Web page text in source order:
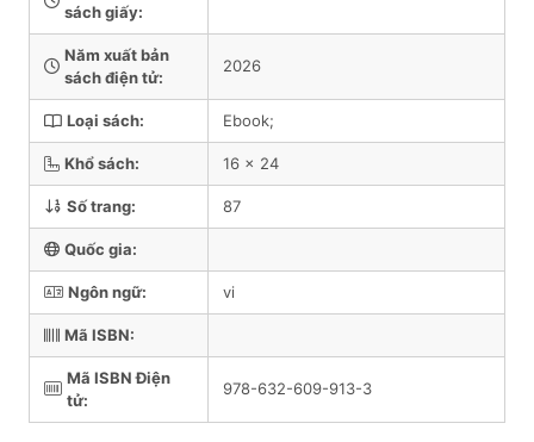
sách giấy:
Năm xuất bản
sách điện tử:
2026
Loại sách: Ebook;
Khổ sách: 16 x 24
Số trang: 87
Quốc gia:
Ngôn ngữ: vi
Mã ISBN:
Mã ISBN Điện
tử:
978-632-609-913-3